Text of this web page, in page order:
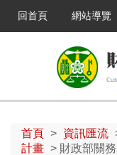
回首頁 網站導覽
首頁 > 資訊匯流
計畫 > 財政部關